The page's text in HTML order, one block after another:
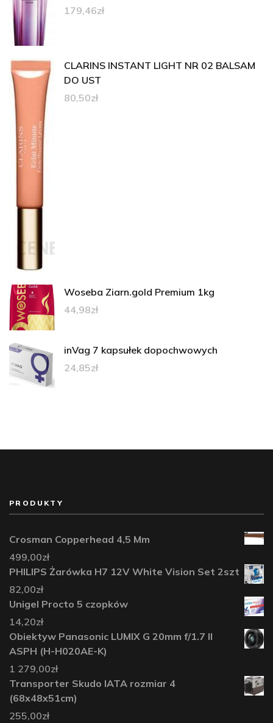
179,46zł
CLARINS INSTANT LIGHT NR 02 BALSAM
DO UST
80,50zł
Woseba Ziarn.gold Premium 1kg
44,98zł
inVag 7 kapsułek dopochwowych
24,85zł
PRODUKTY
Crosman Copperhead 4,5 Mm
499,00zł
PHILIPS Żarówka H7 12V White Vision Set 2szt
82,00zł
Unigel Procto 5 czopków
14,20zł
Obiektyw Panasonic LUMIX G 20mm f/1.7 II
ASPH (H-H020AE-K)
1 279,00zł
Transporter Skudo IATA rozmiar 4
(68x48x51cm)
255,00zł